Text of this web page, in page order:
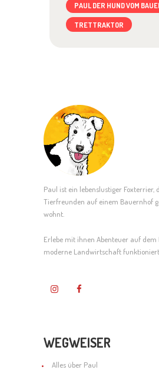
PAUL DER HUND VOM
TRETTRAKTOR
Paul ist ein lebenslustiger Foxterrier,
Tierfreunden auf einem Bauernhof
wohnt.
Erlebe mit ihnen Abenteuer auf
moderne Landwirtschaft funktioniert.
WEGWEISER
Alles über Paul